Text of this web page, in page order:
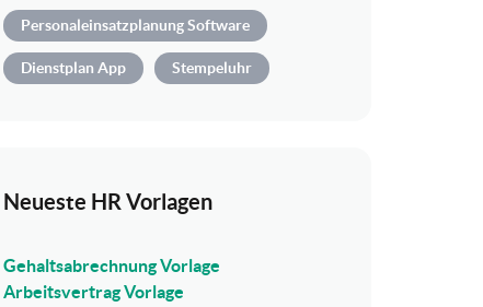
Personaleinsatzplanung Software
Dienstplan App Stempeluhr
Neueste HR Vorlagen
Gehaltsabrechnung Vorlage
Arbeitsvertrag Vorlage